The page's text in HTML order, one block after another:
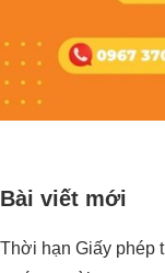
Bài viết mới
Thời hạn Giấy phép